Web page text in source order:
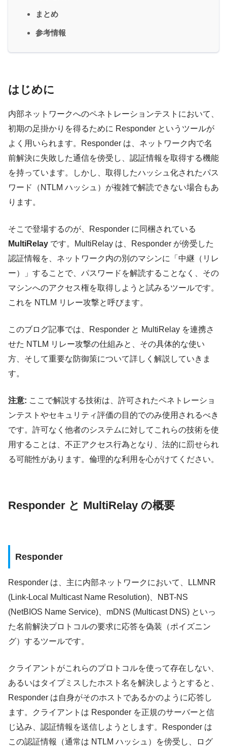
まとめ
参考情報
はじめに
内部ネットワークへのペネトレーションテストにおいて、
初期の足掛かりを得るために Responder というツールが
よく用いられます。Responder は、ネットワーク内で名
前解決に失敗した通信を傍受し、認証情報を取得する機能
を持っています。しかし、取得したハッシュ化されたパス
ワード（NTLM ハッシュ）が複雑で解読できない場合もあ
ります。
そこで登場するのが、Responder に同梱されている
MultiRelay です。MultiRelay は、Responder が傍受した
認証情報を、ネットワーク内の別のマシンに「中継（リレ
ー）」することで、パスワードを解読することなく、その
マシンへのアクセス権を取得しようと試みるツールです。
これを NTLM リレー攻撃と呼びます。
このブログ記事では、Responder と MultiRelay を連携さ
せた NTLM リレー攻撃の仕組みと、その具体的な使い
方、そして重要な防御策について詳しく解説していきま
す。
注意: ここで解説する技術は、許可されたペネトレーショ
ンテストやセキュリティ評価の目的でのみ使用されるべき
です。許可なく他者のシステムに対してこれらの技術を使
用することは、不正アクセス行為となり、法的に罰せられ
る可能性があります。倫理的な利用を心がけてください。
Responder と MultiRelay の概要
Responder
Responder は、主に内部ネットワークにおいて、LLMNR
(Link-Local Multicast Name Resolution)、NBT-NS
(NetBIOS Name Service)、mDNS (Multicast DNS) といっ
た名前解決プロトコルの要求に応答を偽装（ポイズニン
グ）するツールです。
クライアントがこれらのプロトコルを使って存在しない、
あるいはタイプミスしたホスト名を解決しようとすると、
Responder は自身がそのホストであるかのように応答し
ます。クライアントは Responder を正規のサーバーと信
じ込み、認証情報を送信しようとします。Responder は
この認証情報（通常は NTLM ハッシュ）を傍受し、ログ